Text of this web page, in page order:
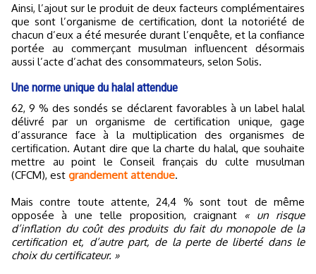
Ainsi, l’ajout sur le produit de deux facteurs complémentaires
que sont l’organisme de certification, dont la notoriété de
chacun d’eux a été mesurée durant l’enquête, et la confiance
portée au commerçant musulman influencent désormais
aussi l’acte d’achat des consommateurs, selon Solis.
Une norme unique du halal attendue
62, 9 % des sondés se déclarent favorables à un label halal
délivré par un organisme de certification unique, gage
d’assurance face à la multiplication des organismes de
certification. Autant dire que la charte du halal, que souhaite
mettre au point le Conseil français du culte musulman
(CFCM), est grandement attendue.
Mais contre toute attente, 24,4 % sont tout de même
opposée à une telle proposition, craignant « un risque
d’inflation du coût des produits du fait du monopole de la
certification et, d’autre part, de la perte de liberté dans le
choix du certificateur. »